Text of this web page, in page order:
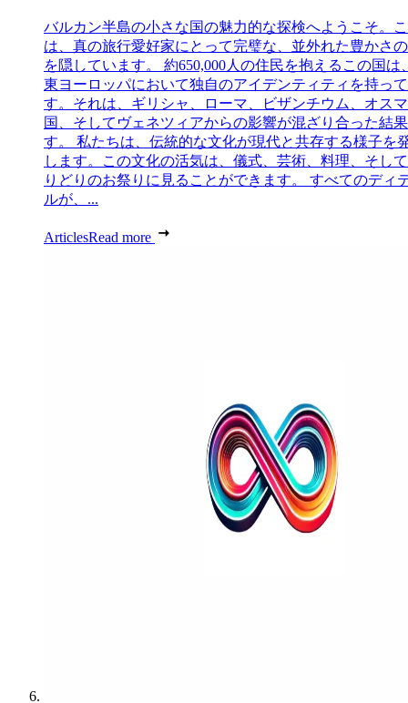
バルカン半島の小さな国の魅力的な探検へようこそ。
は、真の旅行愛好家にとって完璧な、並外れた豊かさ
を隠しています。 約650,000人の住民を抱えるこの国は
東ヨーロッパにおいて独自のアイデンティティを持っ
す。それは、ギリシャ、ローマ、ビザンチウム、オス
国、そしてヴェネツィアからの影響が混ざり合った結
す。 私たちは、伝統的な文化が現代と共存する様子を
します。この文化の活気は、儀式、芸術、料理、そし
りどりのお祭りに見ることができます。 すべてのディ
ルが、...
ArticlesRead more